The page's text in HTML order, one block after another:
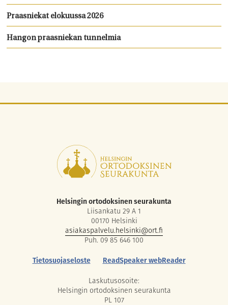
Praasniekat elokuussa 2026
Hangon praasniekan tunnelmia
Helsingin ortodoksinen seurakunta
Liisankatu 29 A 1
00170 Helsinki
asiakaspalvelu.helsinki@ort.fi
Puh. 09 85 646 100
Tietosuojaseloste
ReadSpeaker webReader
Laskutusosoite:
Helsingin ortodoksinen seurakunta
PL 107